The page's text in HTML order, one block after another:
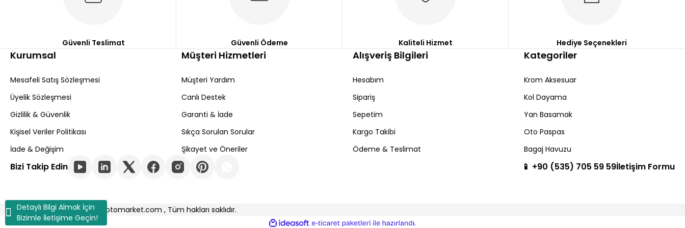
Detaylı Bilgi Almak İçin
Bizimle İletişime Geçin!
Güvenli Teslimat Güvenli Ödeme Kaliteli Hizmet Hediye Seçenekleri
Kurumsal
Mesafeli Satış Sözleşmesi
Üyelik Sözleşmesi
Gizlilik & Güvenlik
Kişisel Veriler Politikası
İade & Değişim
Müşteri Hizmetleri
Müşteri Yardım
Canlı Destek
Garanti & İade
Sıkça Sorulan Sorular
Şikayet ve Öneriler
Alışveriş Bilgileri
Hesabım
Sipariş
Sepetim
Kargo Takibi
Ödeme & Teslimat
Kategoriler
Krom Aksesuar
Kol Dayama
Yan Basamak
Oto Paspas
Bagaj Havuzu
Bizi Takip Edin 📱 +90 (535) 705 59 59İletişim Formu
Copyright © 2025 aslanotomarket.com , Tüm hakları saklıdır.
ideasoft e-